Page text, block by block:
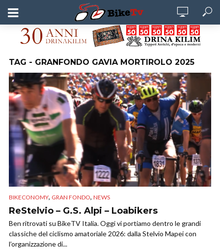
TAG - GRANFONDO GAVIA MORTIROLO 2025
BIKECONOMY, GRAN FONDO, NEWS
ReStelvio – G.S. Alpi – Loabikers
Ben ritrovati su BikeTV Italia. Oggi vi portiamo dentro le grandi
classiche del ciclismo amatoriale 2026: dalla Stelvio Mapei con
l’organizzazione di...